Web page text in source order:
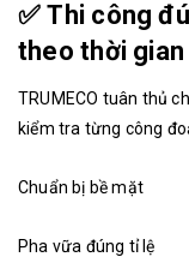
✅Thi công
theo thời gian
TRUMECO tuân thủ
kiểm tra từng công
Chuẩn bị bề mặt
Pha vữa đúng tỉ lệ